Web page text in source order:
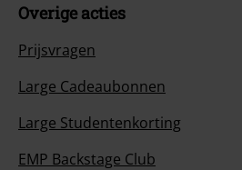
Overige acties
Prijsvragen
Large Cadeaubonnen
Large Studentenkorting
EMP Backstage Club